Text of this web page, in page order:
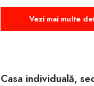
Vezi mai multe
Casa individuală,